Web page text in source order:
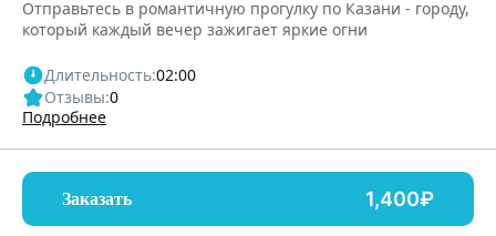
Отправьтесь в романтичную прогулку по Казани - городу,
который каждый вечер зажигает яркие огни
Длительность:02:00
Отзывы:0
Подробнее
Заказать 1,400₽